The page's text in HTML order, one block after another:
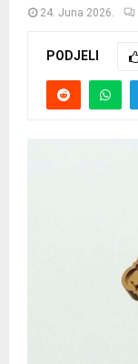
24. Juna 2026.
PODJELI